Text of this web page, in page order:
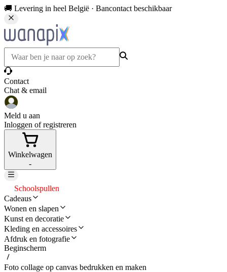
🚚 Levering in heel België · Bancontact beschikbaar
Contact
Chat & email
Meld u aan
Inloggen of registreren
Winkelwagen
-
Schoolspullen
Cadeaus
Wonen en slapen
Kunst en decoratie
Kleding en accessoires
Afdruk en fotografie
Beginscherm
Foto collage op canvas bedrukken en maken